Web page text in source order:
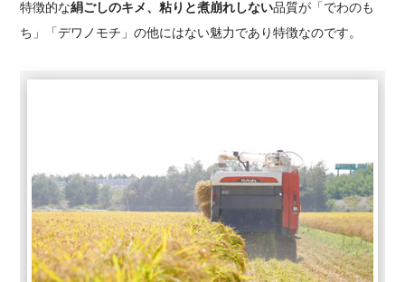
特徴的な絹ごしのキメ、粘りと煮崩れしない品質が「でわのも
ち」「デワノモチ」の他にはない魅力であり特徴なのです。